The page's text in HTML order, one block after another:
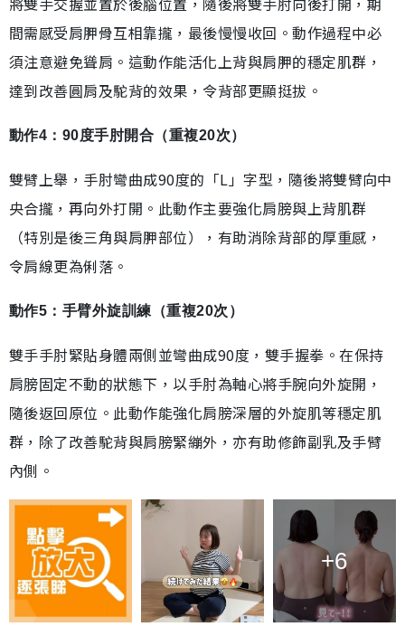
間需感受肩胛骨互相靠攏，最後慢慢收回。動作過程中必
須注意避免聳肩。這動作能活化上背與肩胛的穩定肌群，
達到改善圓肩及駝背的效果，令背部更顯挺拔。
動作4：90度手肘開合（重複20次）
雙臂上舉，手肘彎曲成90度的「L」字型，隨後將雙臂向中
央合攏，再向外打開。此動作主要強化肩膀與上背肌群
（特別是後三角與肩胛部位），有助消除背部的厚重感，
令肩線更為俐落。
動作5：手臂外旋訓練（重複20次）
雙手手肘緊貼身體兩側並彎曲成90度，雙手握拳。在保持
肩膀固定不動的狀態下，以手肘為軸心將手腕向外旋開，
隨後返回原位。此動作能強化肩膀深層的外旋肌等穩定肌
群，除了改善駝背與肩膀緊繃外，亦有助修飾副乳及手臂
內側。
+6